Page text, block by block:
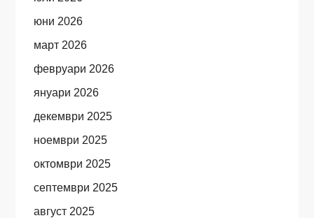
юни 2026
март 2026
февруари 2026
януари 2026
декември 2025
ноември 2025
октомври 2025
септември 2025
август 2025